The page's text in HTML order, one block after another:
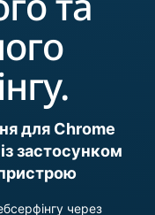
для Chrome
застосунком
через